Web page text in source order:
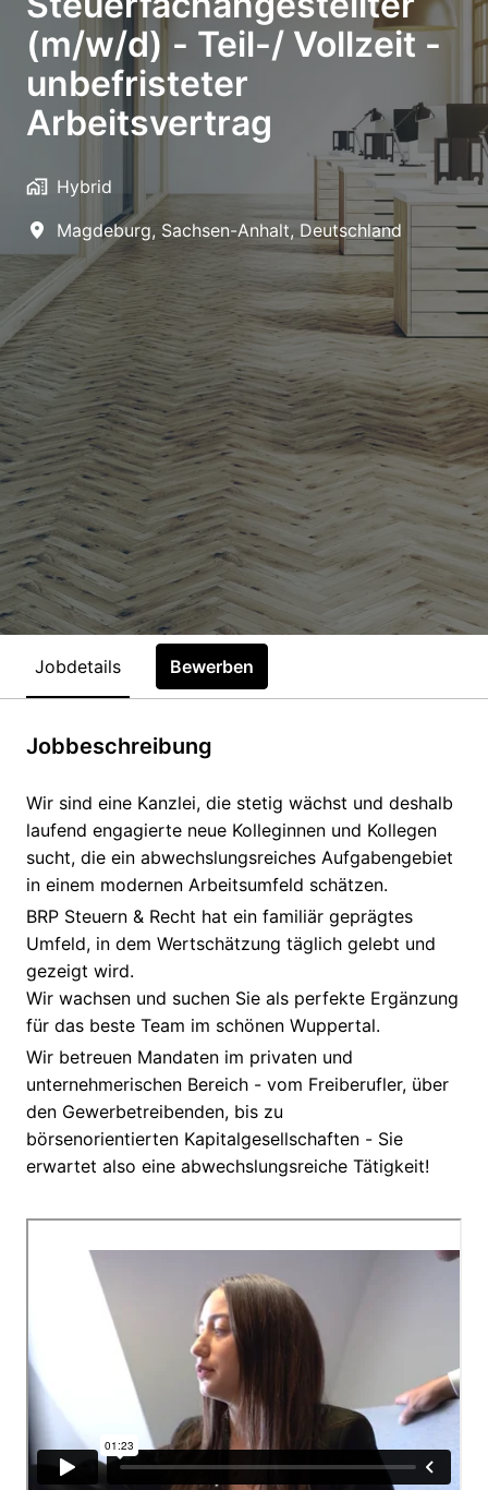
(m/w/d) - Teil-/ Vollzeit -
unbefristeter
Arbeitsvertrag
Hybrid
Magdeburg, Sachsen-Anhalt, Deutschland
Jobdetails Bewerben
Jobbeschreibung
Wir sind eine Kanzlei, die stetig wächst und deshalb
laufend engagierte neue Kolleginnen und Kollegen
sucht, die ein abwechslungsreiches Aufgabengebiet
in einem modernen Arbeitsumfeld schätzen.
BRP Steuern & Recht hat ein familiär geprägtes
Umfeld, in dem Wertschätzung täglich gelebt und
gezeigt wird.
Wir wachsen und suchen Sie als perfekte Ergänzung
für das beste Team im schönen Wuppertal.
Wir betreuen Mandaten im privaten und
unternehmerischen Bereich - vom Freiberufler, über
den Gewerbetreibenden, bis zu
börsenorientierten Kapitalgesellschaften - Sie
erwartet also eine abwechslungsreiche Tätigkeit!